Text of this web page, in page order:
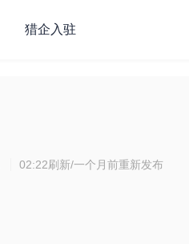
猎企入驻
02:22刷新/一个月前重新发布